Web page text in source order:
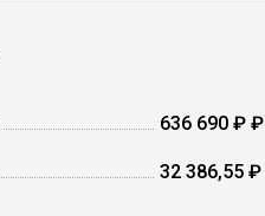
636 690 ₽ ₽
32 386,55 ₽